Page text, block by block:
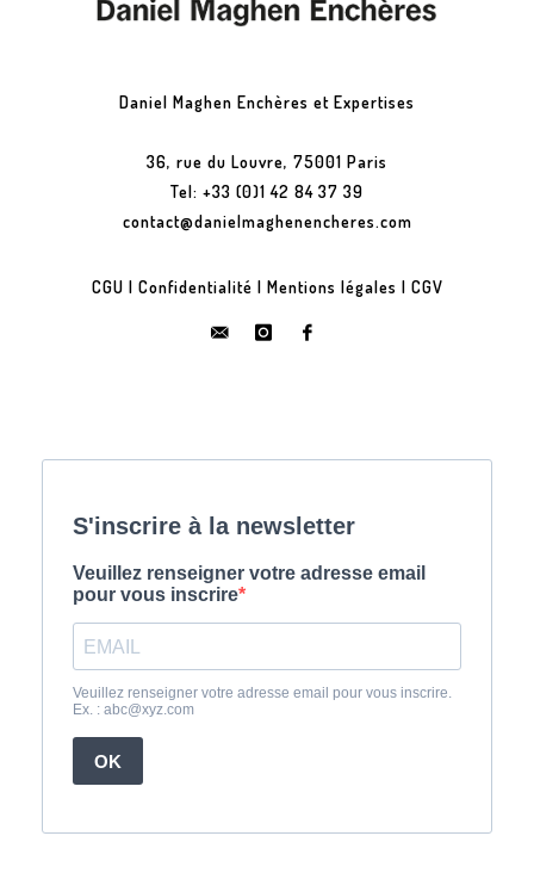
Daniel Maghen Enchères et Expertises
36, rue du Louvre, 75001 Paris
Tel: +33 (0)1 42 84 37 39
contact@danielmaghenencheres.com
CGU | Confidentialité | Mentions légales | CGV